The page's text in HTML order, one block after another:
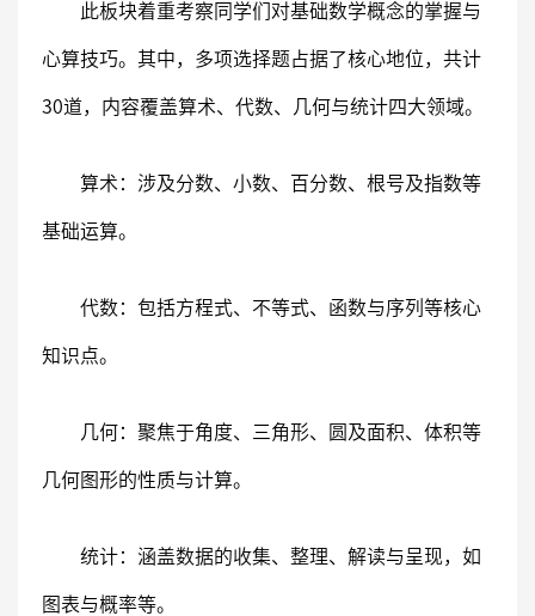
此板块着重考察同学们对基础数学概念的掌握与
心算技巧。其中，多项选择题占据了核心地位，共计
30道，内容覆盖算术、代数、几何与统计四大领域。
算术：涉及分数、小数、百分数、根号及指数等
基础运算。
代数：包括方程式、不等式、函数与序列等核心
知识点。
几何：聚焦于角度、三角形、圆及面积、体积等
几何图形的性质与计算。
统计：涵盖数据的收集、整理、解读与呈现，如
图表与概率等。